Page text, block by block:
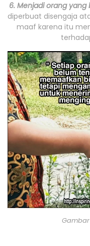
6. Menjadi orang
diperbuat disengaja
maaf karena itu